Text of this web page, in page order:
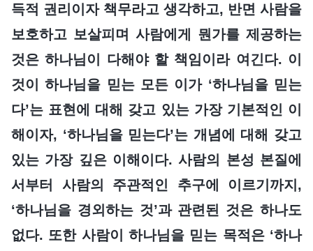
득적 권리이자 책무라고 생각하고, 반면 사람을
보호하고 보살피며 사람에게 뭔가를 제공하는
것은 하나님이 다해야 할 책임이라 여긴다. 이
것이 하나님을 믿는 모든 이가 ‘하나님을 믿는
다’는 표현에 대해 갖고 있는 가장 기본적인 이
해이자, ‘하나님을 믿는다’는 개념에 대해 갖고
있는 가장 깊은 이해이다. 사람의 본성 본질에
서부터 사람의 주관적인 추구에 이르기까지,
‘하나님을 경외하는 것’과 관련된 것은 하나도
없다. 또한 사람이 하나님을 믿는 목적은 ‘하나